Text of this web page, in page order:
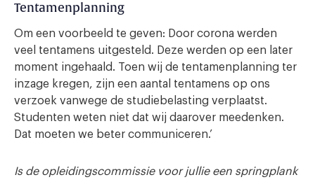
Tentamenplanning
Om een voorbeeld te geven: Door corona werden
veel tentamens uitgesteld. Deze werden op een later
moment ingehaald. Toen wij de tentamenplanning ter
inzage kregen, zijn een aantal tentamens op ons
verzoek vanwege de studiebelasting verplaatst.
Studenten weten niet dat wij daarover meedenken.
Dat moeten we beter communiceren.’
Is de opleidingscommissie voor jullie een springplank